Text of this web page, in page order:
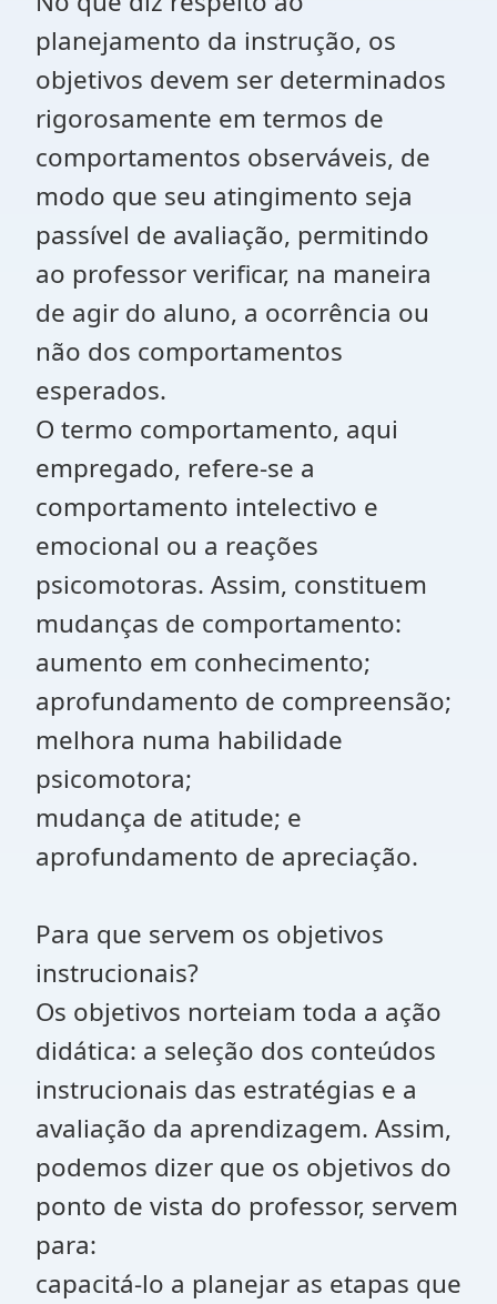
planejamento da instrução, os
objetivos devem ser determinados
rigorosamente em termos de
comportamentos observáveis, de
modo que seu atingimento seja
passível de avaliação, permitindo
ao professor verificar, na maneira
de agir do aluno, a ocorrência ou
não dos comportamentos
esperados.
O termo comportamento, aqui
empregado, refere-se a
comportamento intelectivo e
emocional ou a reações
psicomotoras. Assim, constituem
mudanças de comportamento:
aumento em conhecimento;
aprofundamento de compreensão;
melhora numa habilidade
psicomotora;
mudança de atitude; e
aprofundamento de apreciação.
Para que servem os objetivos
instrucionais?
Os objetivos norteiam toda a ação
didática: a seleção dos conteúdos
instrucionais das estratégias e a
avaliação da aprendizagem. Assim,
podemos dizer que os objetivos do
ponto de vista do professor, servem
para:
capacitá-lo a planejar as etapas que